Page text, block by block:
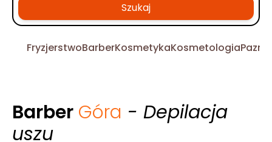
Szukaj
FryzjerstwoBarberKosmetykaKosmetologia
Barber Góra - Depilacja
uszu